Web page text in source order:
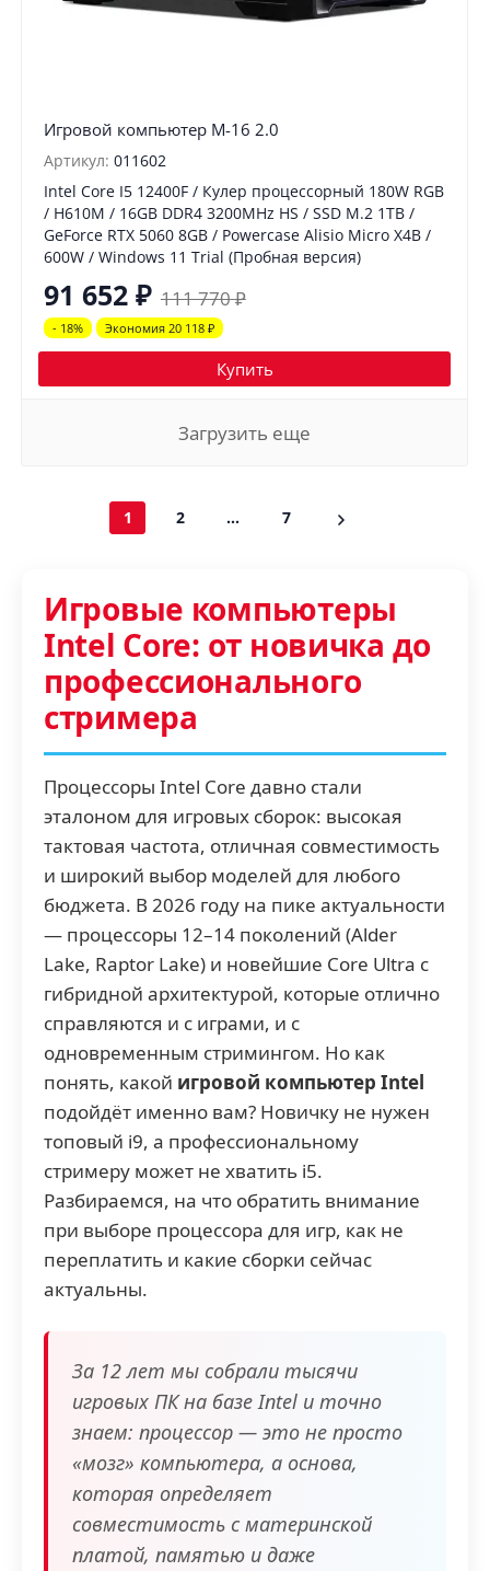
Игровой компьютер М-16 2.0
Артикул: 011602
Intel Core I5 12400F / Кулер процессорный 180W RGB
/ H610M / 16GB DDR4 3200MHz HS / SSD M.2 1TB /
GeForce RTX 5060 8GB / Powercase Alisio Micro X4B /
600W / Windows 11 Trial (Пробная версия)
91 652 ₽ 111 770₽
- 18% Экономия 20 118 ₽
Купить
Загрузить еще
1 2 ... 7
Игровые компьютеры
Intel Core: от новичка до
профессионального
стримера
Процессоры Intel Core давно стали
эталоном для игровых сборок: высокая
тактовая частота, отличная совместимость
и широкий выбор моделей для любого
бюджета. В 2026 году на пике актуальности
— процессоры 12–14 поколений (Alder
Lake, Raptor Lake) и новейшие Core Ultra с
гибридной архитектурой, которые отлично
справляются и с играми, и с
одновременным стримингом. Но как
понять, какой игровой компьютер Intel
подойдёт именно вам? Новичку не нужен
топовый i9, а профессиональному
стримеру может не хватить i5.
Разбираемся, на что обратить внимание
при выборе процессора для игр, как не
переплатить и какие сборки сейчас
актуальны.
За 12 лет мы собрали тысячи
игровых ПК на базе Intel и точно
знаем: процессор — это не просто
«мозг» компьютера, а основа,
которая определяет
совместимость с материнской
платой, памятью и даже